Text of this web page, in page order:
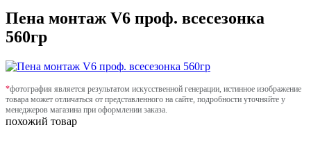
Пена монтаж V6 проф. всесезонка
560гр
*фотография является результатом искусственной генерации, истинное изображение
товара может отличаться от представленного на сайте, подробности уточняйте у
менеджеров магазина при оформлении заказа.
похожий товар